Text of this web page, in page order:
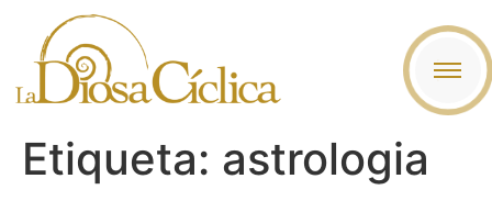
contenido
Etiqueta: astrologia